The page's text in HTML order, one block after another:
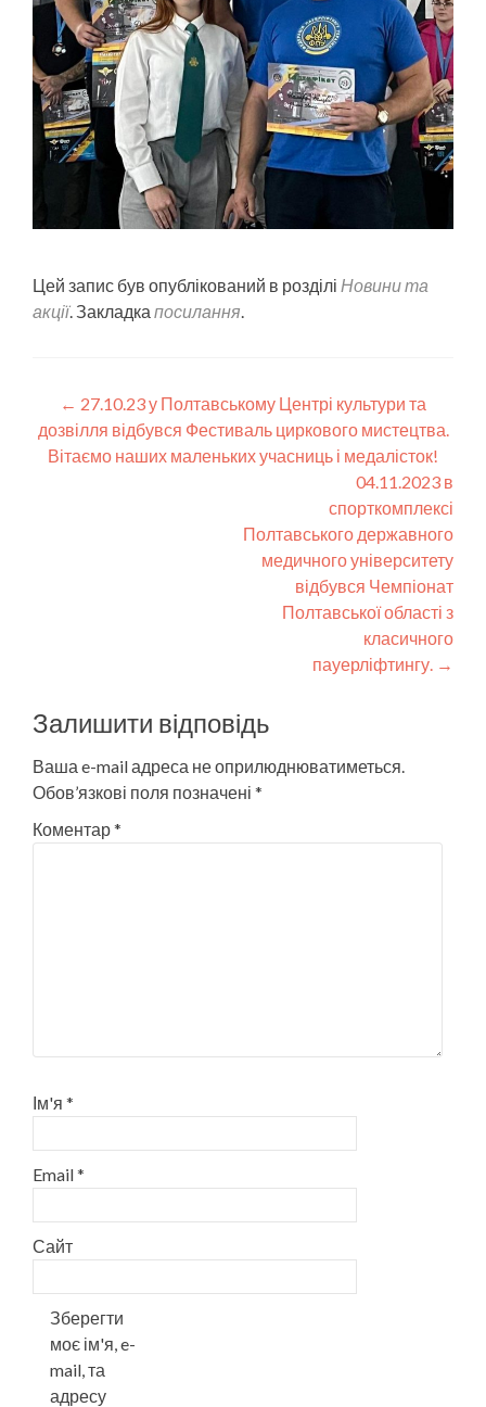
Цей запис був опублікований в розділі Новини та
акції. Закладка посилання.
Post
navigation
← 27.10.23 у Полтавському Центрі культури та
дозвілля відбувся Фестиваль циркового мистецтва.
Вітаємо наших маленьких учасниць і медалісток!
04.11.2023 в
спорткомплексі
Полтавського державного
медичного університету
відбувся Чемпіонат
Полтавської області з
класичного
пауерліфтингу. →
Залишити відповідь
Ваша e-mail адреса не оприлюднюватиметься.
Обов’язкові поля позначені *
Коментар*
Ім'я *
Email*
Сайт
Зберегти
моє ім'я, e-
mail, та
адресу